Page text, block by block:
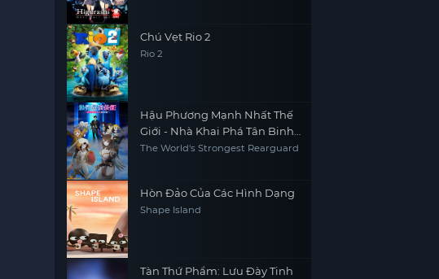
Chú Vẹt Rio 2
Rio 2
Hậu Phương Mạnh Nhất Thế
Giới - Nhà Khai Phá Tân Binh
Của Vương Quốc Mê Cung
The World's Strongest Rearguard
Hòn Đảo Của Các Hình Dạng
Shape Island
Tàn Thứ Phẩm: Lưu Đày Tinh